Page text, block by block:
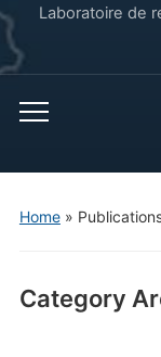
Laboratoire de
Home»
Category